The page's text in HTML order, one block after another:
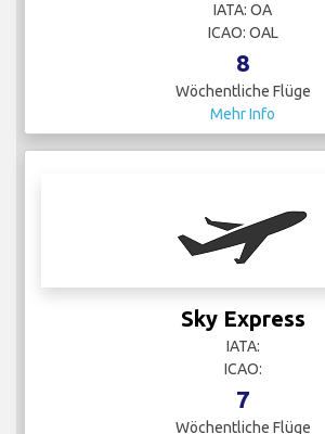
IATA: OA
ICAO: OAL
8
Wöchentliche Flüge
Mehr Info
Sky Express
IATA:
ICAO:
7
Wöchentliche Flüge